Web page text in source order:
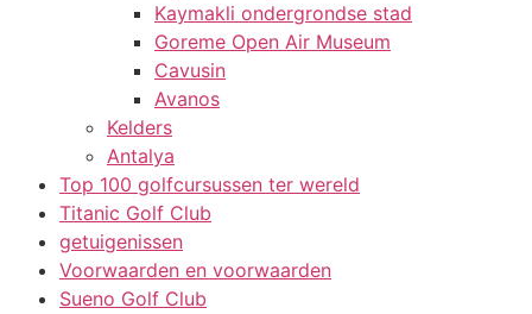
Kaymakli ondergrondse stad
Goreme Open Air Museum
Cavusin
Avanos
Kelders
Antalya
Top 100 golfcursussen ter wereld
Titanic Golf Club
getuigenissen
Voorwaarden en voorwaarden
Sueno Golf Club